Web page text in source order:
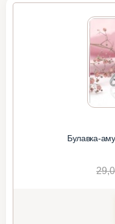
Булавка-